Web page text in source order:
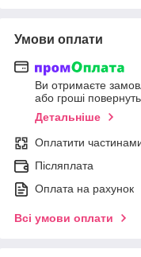
Умови оплати
Ви отримаєте
або гроші
Детальніше
Оплатити
Післяплата
Оплата на рахунок
Всі умови оплати